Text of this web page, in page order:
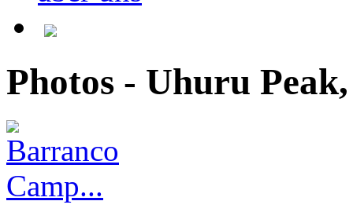
Photos - Uhuru